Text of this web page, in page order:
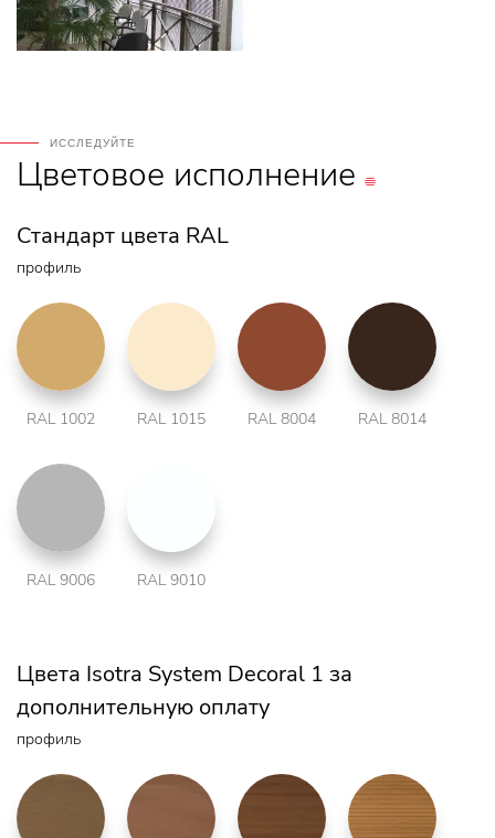
ИССЛЕДУЙТЕ
Цветовое исполнение
Стандарт цвета RAL
профиль
RAL 1002 RAL 1015 RAL 8004 RAL 8014
RAL 9006 RAL 9010
Цвета Isotra System Decoral 1 за
дополнительную оплату
профиль